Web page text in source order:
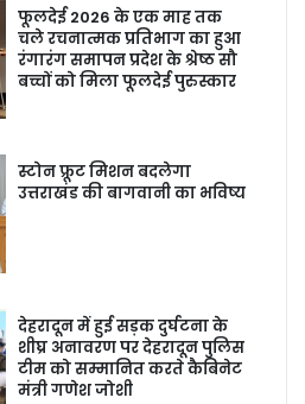
फूलदेई 2026 के एक माह तक
चले रचनात्मक प्रतिभाग का हुआ
रंगारंग समापन प्रदेश के श्रेष्ठ सौ
बच्चों को मिला फूलदेई पुरुस्कार
स्टोन फ्रूट मिशन बदलेगा
उत्तराखंड की बागवानी का भविष्य
देहरादून में हुई सड़क दुर्घटना के
शीघ्र अनावरण पर देहरादून पुलिस
टीम को सम्मानित करते कैबिनेट
मंत्री गणेश जोशी